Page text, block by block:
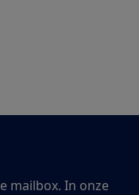
mailbox. In onze